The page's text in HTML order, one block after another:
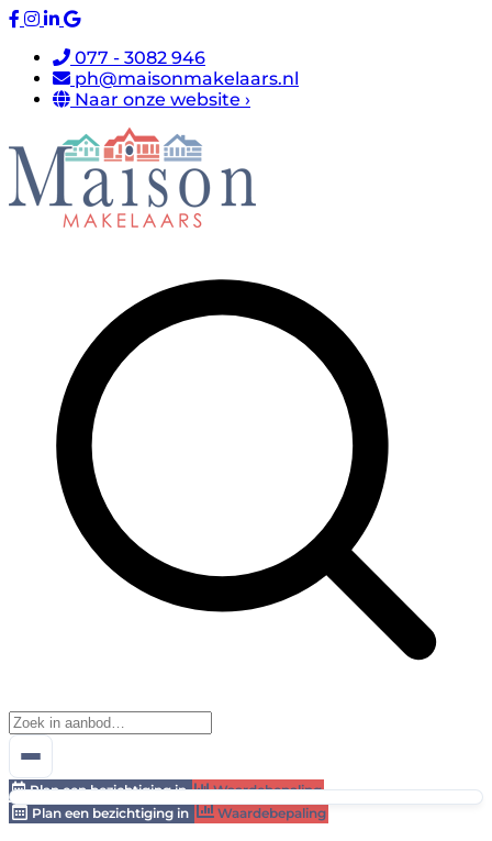
077 - 3082 946
ph@maisonmakelaars.nl
Naar onze website ›
Plan een bezichtiging in
Waardebepaling
Plan een bezichtiging in
Waardebepaling